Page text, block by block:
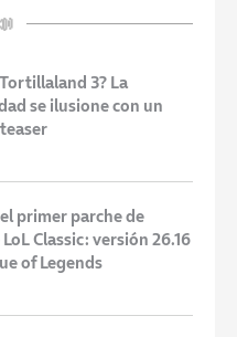
3? La
se ilusione con un
primer parche de
Classic: versión 26.16
of Legends